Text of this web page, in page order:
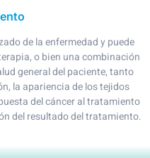
de la enfermedad y puede
o bien una combinación
general del paciente, tanto
la apariencia de los tejidos
del cáncer al tratamiento
del resultado del tratamiento.